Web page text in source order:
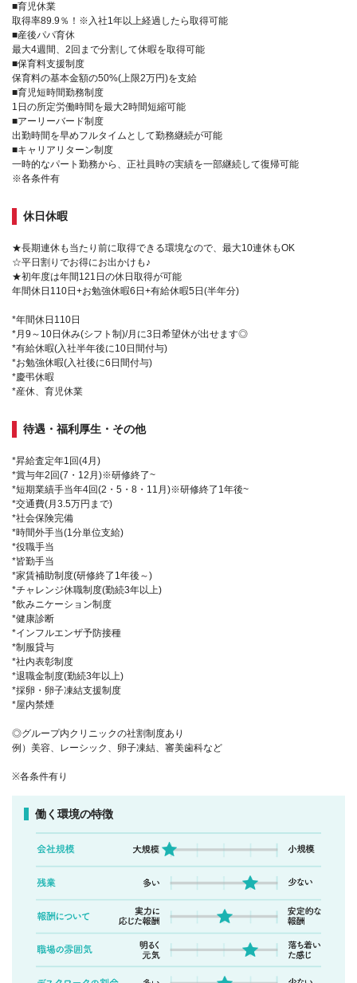
■育児休業
取得率89.9％！※入社1年以上経過したら取得可能
■産後パパ育休
最大4週間、2回まで分割して休暇を取得可能
■保育料支援制度
保育料の基本金額の50%(上限2万円)を支給
■育児短時間勤務制度
1日の所定労働時間を最大2時間短縮可能
■アーリーバード制度
出勤時間を早めフルタイムとして勤務継続が可能
■キャリアリターン制度
一時的なパート勤務から、正社員時の実績を一部継続して復帰可能
※各条件有
休日休暇
★長期連休も当たり前に取得できる環境なので、最大10連休もOK
☆平日割りでお得にお出かけも♪
★初年度は年間121日の休日取得が可能
年間休日110日+お勉強休暇6日+有給休暇5日(半年分)
*年間休日110日
*月9～10日休み(シフト制)/月に3日希望休が出せます◎
*有給休暇(入社半年後に10日間付与)
*お勉強休暇(入社後に6日間付与)
*慶弔休暇
*産休、育児休業
待遇・福利厚生・その他
*昇給査定年1回(4月)
*賞与年2回(7・12月)※研修終了~
*短期業績手当年4回(2・5・8・11月)※研修終了1年後~
*交通費(月3.5万円まで)
*社会保険完備
*時間外手当(1分単位支給)
*役職手当
*皆勤手当
*家賃補助制度(研修終了1年後～)
*チャレンジ休職制度(勤続3年以上)
*飲みニケーション制度
*健康診断
*インフルエンザ予防接種
*制服貸与
*社内表彰制度
*退職金制度(勤続3年以上)
*採卵・卵子凍結支援制度
*屋内禁煙
◎グループ内クリニックの社割制度あり
例）美容、レーシック、卵子凍結、審美歯科など
※各条件有り
働く環境の特徴